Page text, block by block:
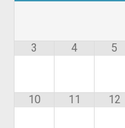
3 4 5
10 11 12